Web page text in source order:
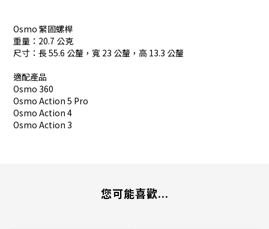
Osmo 緊固螺桿
重量：20.7 公克
尺寸：長 55.6 公釐，寬 23 公釐，高 13.3 公釐
適配產品
Osmo 360
Osmo Action 5 Pro
Osmo Action 4
Osmo Action 3
您可能喜歡...